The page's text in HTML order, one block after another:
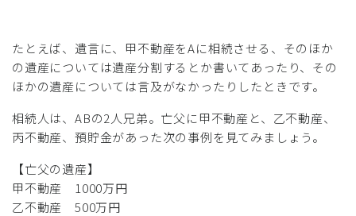
たとえば、遺言に、甲不動産をAに相続させる、そのほか
の遺産については遺産分割するとか書いてあったり、その
ほかの遺産については言及がなかったりしたときです。
相続人は、ABの2人兄弟。亡父に甲不動産と、乙不動産、
丙不動産、預貯金があった次の事例を見てみましょう。
【亡父の遺産】
甲不動産 1000万円
乙不動産 500万円